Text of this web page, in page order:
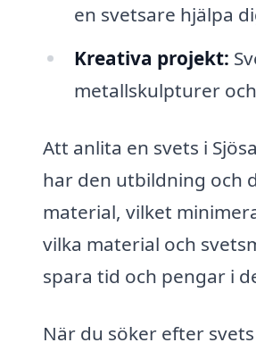
en svetsare hjälpa
Kreativa projekt:
metallskulpturer
Att anlita en svets i
har den utbildning och
material, vilket
vilka material och
spara tid och pengar i
När du söker efter